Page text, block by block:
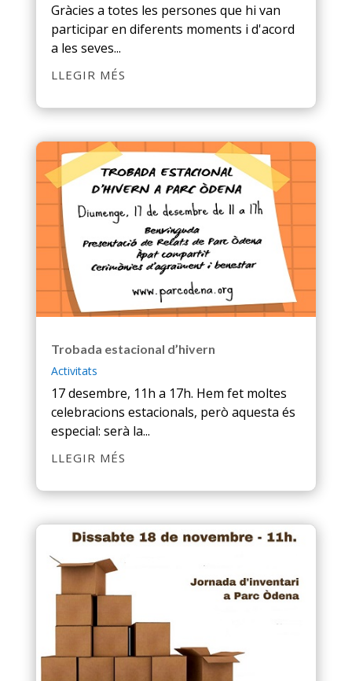
Gràcies a totes les persones que hi van
participar en diferents moments i d'acord
a les seves...
LLEGIR MÉS
Trobada estacional d’hivern
Activitats
17 desembre, 11h a 17h. Hem fet moltes
celebracions estacionals, però aquesta és
especial: serà la...
LLEGIR MÉS